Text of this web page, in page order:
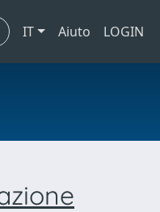
IT Aiuto LOGIN